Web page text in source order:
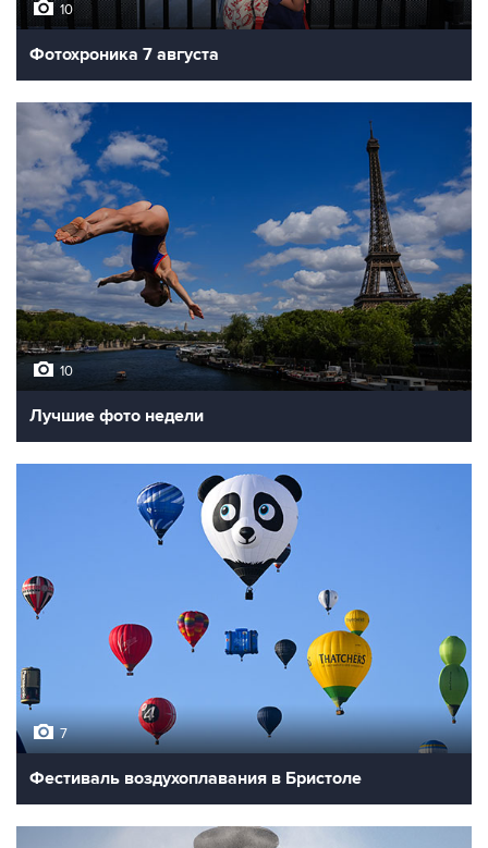
10
Фотохроника 7 августа
10
Лучшие фото недели
7
Фестиваль воздухоплавания в Бристоле